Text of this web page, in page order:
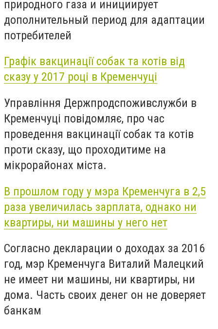
природного газа и инициирует
дополнительный период для адаптации
потребителей
Графік вакцинації собак та котів від
сказу у 2017 році в Кременчуці
Управління Держпродспоживслужби в
Кременчуці повідомляє, про час
проведення вакцинації собак та котів
проти сказу, що проходитиме на
мікрорайонах міста.
В прошлом году у мэра Кременчуга в 2,5
раза увеличилась зарплата, однако ни
квартиры, ни машины у него нет
Согласно декларации о доходах за 2016
год, мэр Кременчуга Виталий Малецкий
не имеет ни машины, ни квартиры, ни
дома. Часть своих денег он не доверяет
банкам